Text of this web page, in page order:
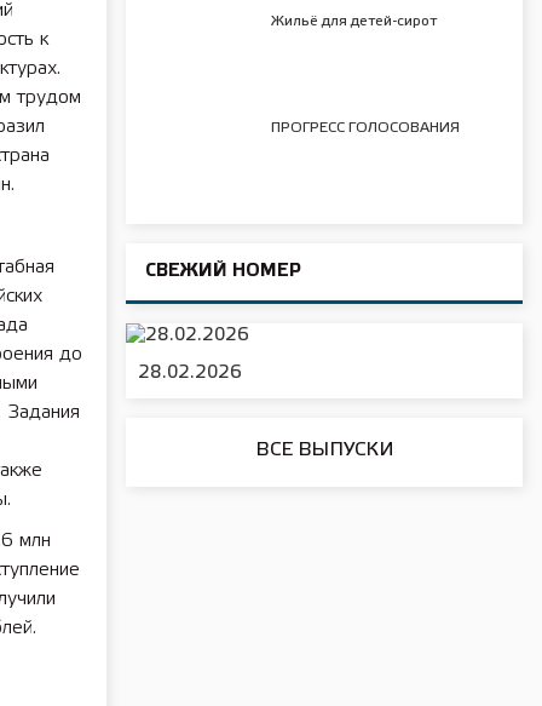
к
трудом
до
Задания
млн
Жильё для детей-сирот
ПРОГРЕСС ГОЛОСОВАНИЯ
СВЕЖИЙ НОМЕР
28.02.2026
ВСЕ ВЫПУСКИ